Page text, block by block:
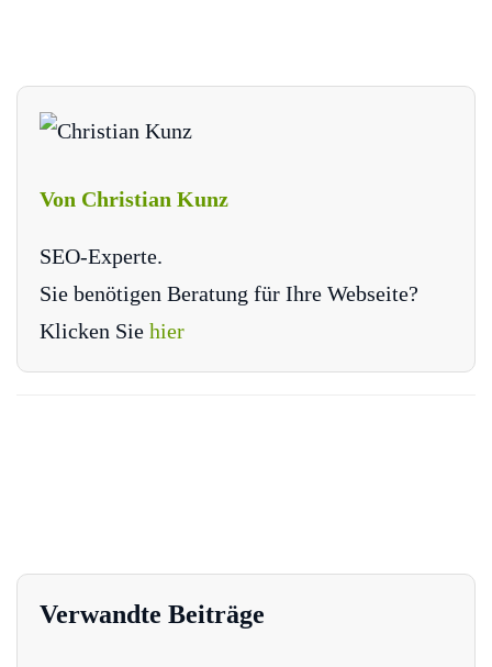
Von Christian Kunz
SEO-Experte.
Sie benötigen Beratung für Ihre Webseite?
Klicken Sie hier
Verwandte Beiträge